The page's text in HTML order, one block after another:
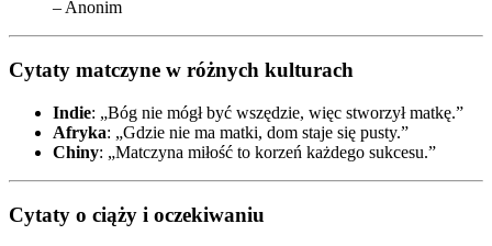
– Anonim
Cytaty matczyne w różnych kulturach
Indie: „Bóg nie mógł być wszędzie, więc stworzył matkę.”
Afryka: „Gdzie nie ma matki, dom staje się pusty.”
Chiny: „Matczyna miłość to korzeń każdego sukcesu.”
Cytaty o ciąży i oczekiwaniu